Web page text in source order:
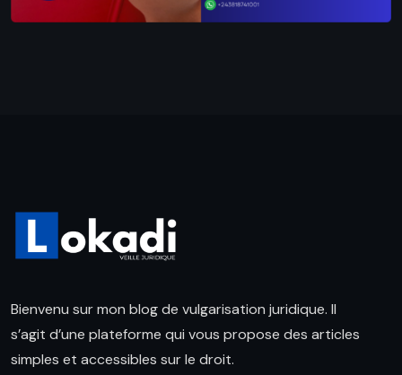
Bienvenu sur mon blog de vulgarisation juridique. Il
s’agit d’une plateforme qui vous propose des articles
simples et accessibles sur le droit.